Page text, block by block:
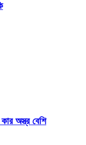
অস্ত্র বেশি